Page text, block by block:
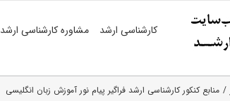
کارشناسی ارشد مشاوره کارشناسی ارشد
منابع کنکور کارشناسی ارشد فراگیر پیام نور آموزش زبان انگلیسی